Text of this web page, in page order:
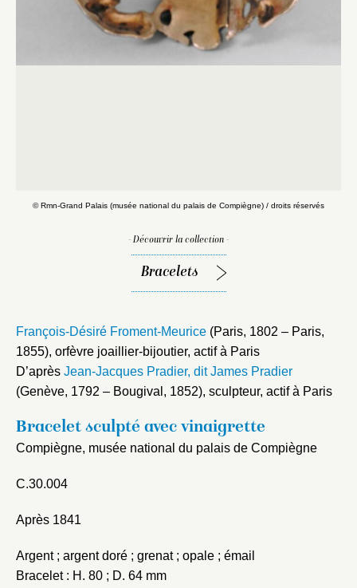
© Rmn-Grand Palais (musée national du palais de Compiègne) / droits réservés
- Découvrir la collection -
Bracelets
François-Désiré Froment-Meurice (Paris, 1802 – Paris,
1855), orfèvre joaillier-bijoutier, actif à Paris
D’après Jean-Jacques Pradier, dit James Pradier
(Genève, 1792 – Bougival, 1852), sculpteur, actif à Paris
Bracelet sculpté avec vinaigrette
Compiègne, musée national du palais de Compiègne
C.30.004
Après 1841
Argent ; argent doré ; grenat ; opale ; émail
Bracelet : H. 80 ; D. 64 mm